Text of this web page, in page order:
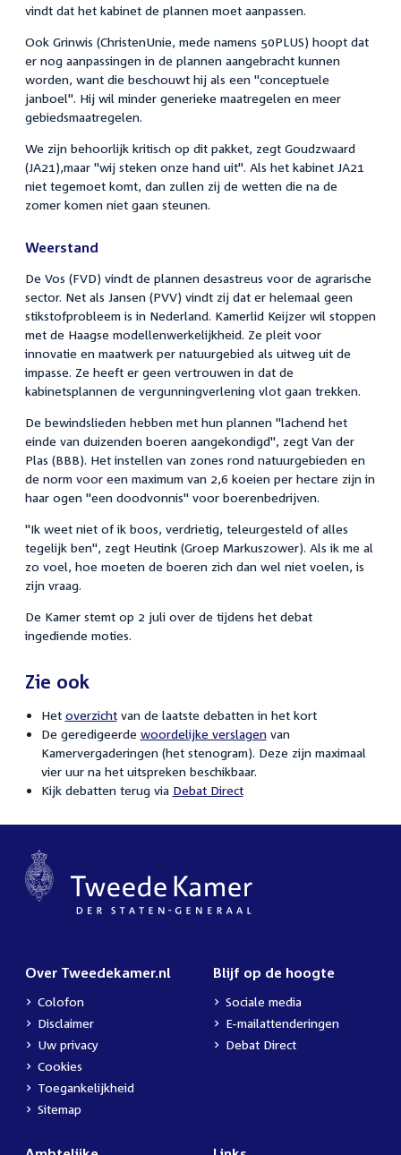
vindt dat het kabinet de plannen moet aanpassen.
Ook Grinwis (ChristenUnie, mede namens 50PLUS) hoopt dat
er nog aanpassingen in de plannen aangebracht kunnen
worden, want die beschouwt hij als een "conceptuele
janboel". Hij wil minder generieke maatregelen en meer
gebiedsmaatregelen.
We zijn behoorlijk kritisch op dit pakket, zegt Goudzwaard
(JA21),maar "wij steken onze hand uit". Als het kabinet JA21
niet tegemoet komt, dan zullen zij de wetten die na de
zomer komen niet gaan steunen.
Weerstand
De Vos (FVD) vindt de plannen desastreus voor de agrarische
sector. Net als Jansen (PVV) vindt zij dat er helemaal geen
stikstofprobleem is in Nederland. Kamerlid Keijzer wil stoppen
met de Haagse modellenwerkelijkheid. Ze pleit voor
innovatie en maatwerk per natuurgebied als uitweg uit de
impasse. Ze heeft er geen vertrouwen in dat de
kabinetsplannen de vergunningverlening vlot gaan trekken.
De bewindslieden hebben met hun plannen "lachend het
einde van duizenden boeren aangekondigd", zegt Van der
Plas (BBB). Het instellen van zones rond natuurgebieden en
de norm voor een maximum van 2,6 koeien per hectare zijn in
haar ogen "een doodvonnis" voor boerenbedrijven.
"Ik weet niet of ik boos, verdrietig, teleurgesteld of alles
tegelijk ben", zegt Heutink (Groep Markuszower). Als ik me al
zo voel, hoe moeten de boeren zich dan wel niet voelen, is
zijn vraag.
De Kamer stemt op 2 juli over de tijdens het debat
ingediende moties.
Zie ook
Het overzichtvan de laatste debatten in het kort
De geredigeerde woordelijke verslagenvan
Kamervergaderingen (het stenogram). Deze zijn maximaal
vier uur na het uitspreken beschikbaar.
Kijk debatten terug via Debat Direct
Over Tweedekamer.nl
Colofon
Disclaimer
Uw privacy
Cookies
Toegankelijkheid
Sitemap
Blijf op de hoogte
Sociale media
E-mailattenderingen
Debat Direct